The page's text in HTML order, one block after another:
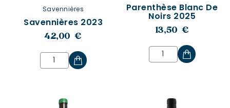
Savennières
Savennières 2023
42,00 €
Parenthèse Blanc De
Noirs 2025
13,50 €